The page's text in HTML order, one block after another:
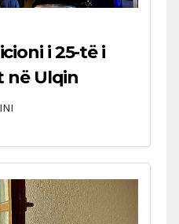
i 25-të i
në Ulqin